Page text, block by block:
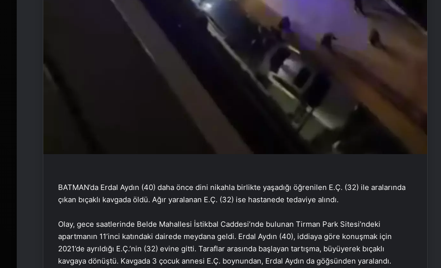
BATMAN’da Erdal Aydın (40) daha önce dini nikahla birlikte yaşadığı öğrenilen E.Ç. (32) ile aralarında
çıkan bıçaklı kavgada öldü. Ağır yaralanan E.Ç. (32) ise hastanede tedaviye alındı.
Olay, gece saatlerinde Belde Mahallesi İstikbal Caddesi’nde bulunan Tirman Park Sitesi’ndeki
apartmanın 11’inci katındaki dairede meydana geldi. Erdal Aydın (40), iddiaya göre konuşmak için
2021’de ayrıldığı E.Ç.’nin (32) evine gitti. Taraflar arasında başlayan tartışma, büyüyerek bıçaklı
kavgaya dönüştü. Kavgada 3 çocuk annesi E.Ç. boynundan, Erdal Aydın da göğsünden yaralandı.